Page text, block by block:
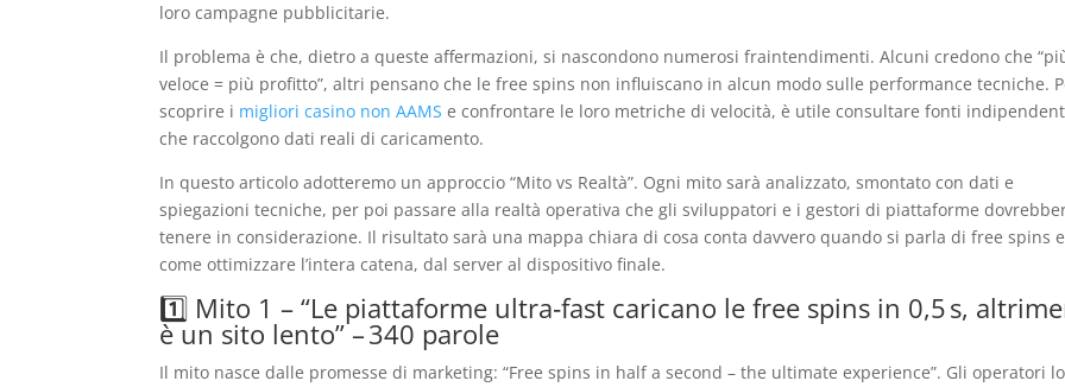
loro campagne pubblicitarie.
Il problema è che, dietro a queste affermazioni, si nascondono numerosi fraintendimenti. Alcuni credono che
veloce = più profitto”, altri pensano che le free spins non influiscano in alcun modo sulle performance tecniche.
scoprire i migliori casino non AAMS e confrontare le loro metriche di velocità, è utile consultare fonti
che raccolgono dati reali di caricamento.
In questo articolo adotteremo un approccio “Mito vs Realtà”. Ogni mito sarà analizzato, smontato con dati e
spiegazioni tecniche, per poi passare alla realtà operativa che gli sviluppatori e i gestori di piattaforme
tenere in considerazione. Il risultato sarà una mappa chiara di cosa conta davvero quando si parla di free spins
come ottimizzare l’intera catena, dal server al dispositivo finale.
1️⃣ Mito 1 – “Le piattaforme ultra‑fast caricano le free spins in 0,5 s,
è un sito lento” – 340 parole
Il mito nasce dalle promesse di marketing: “Free spins in half a second – the ultimate experience”. Gli operatori lo